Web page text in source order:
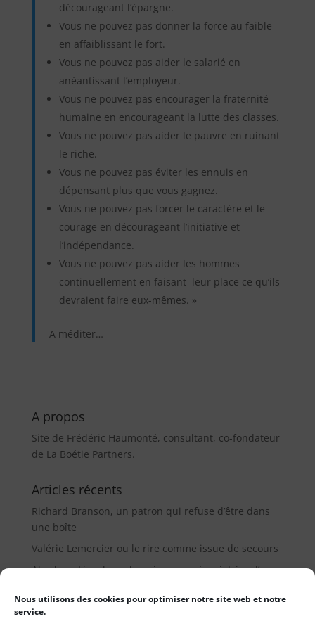
Nous utilisons des cookies pour optimiser notre site web et notre
service.
décourageant l’épargne.
Vous ne pouvez pas donner la force au faible
en affaiblissant le fort.
Vous ne pouvez pas aider le salarié en
anéantissant l’employeur.
Vous ne pouvez pas encourager la fraternité
humaine en encourageant la lutte des classes.
Vous ne pouvez pas aider le pauvre en ruinant
le riche.
Vous ne pouvez pas éviter les ennuis en
dépensant plus que vous gagnez.
Vous ne pouvez pas forcer le caractère et le
courage en décourageant l’initiative et
l’indépendance.
Vous ne pouvez pas aider les hommes
continuellement en faisant leur place ce qu’ils
devraient faire eux-mêmes. »
A méditer…
A propos
Site de Frédéric Haumonté, consultant, co-fondateur
de La Boétie Partners.
Articles récents
Richard Branson, un patron qui refuse d’être dans
une boîte
Valérie Lemercier ou le rire comme issue de secours
Abraham Lincoln ou la puissance négociatrice d’un